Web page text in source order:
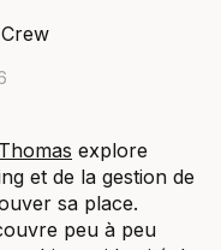
Thomas explore
et de la gestion de
sa place.
peu à peu